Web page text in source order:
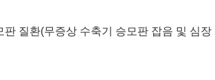
질환(무증상 수축기 승모판 잡음 및 심